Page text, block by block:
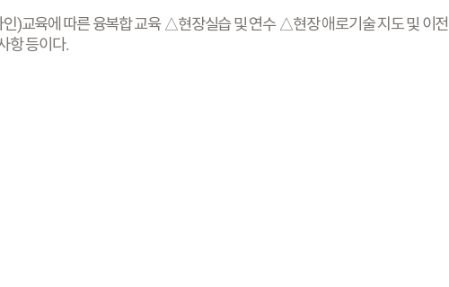
)교육에 따른 융복합 교육 △현장실습 및 연수 △현장 애로기술 지도 및 이
항 등이다.